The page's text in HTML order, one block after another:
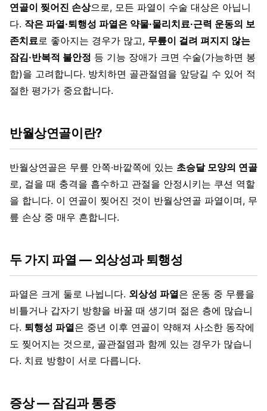
연골이 찢어진 손상으로, 모든 파열이 수술 대상은 아닙니
다. 작은 파열·퇴행성 파열은 약물·물리치료·근력 운동의 보
존치료 로 좋아지는 경우가 많고, 무릎이 걸려 펴지지 않는
잠김·반복적 불안정 등 기능 장애가 크면 수술(가능하면 봉
합)을 고려합니다. 방치하면 골관절염을 앞당길 수 있어 적
절한 평가가 중요합니다.
반월상연골이란?
반월상연골은 무릎 안쪽·바깥쪽에 있는 초승달 모양의 연골
로, 걸을 때 충격을 흡수하고 관절을 안정시키는 쿠션 역할
을 합니다. 이 연골이 찢어진 것이 반월상연골 파열이며, 무
릎 손상 중 매우 흔합니다.
두 가지 파열 — 외상성과 퇴행성
파열은 크게 둘로 나뉩니다. 외상성 파열은 운동 중 무릎을
비틀거나 갑자기 방향을 바꿀 때 생기며 젊은 층에 많습니
다. 퇴행성 파열은 중년 이후 연골이 약해져 사소한 동작에
도 찢어지는 것으로, 골관절염과 함께 있는 경우가 많습니
다. 치료 방향이 서로 다릅니다.
증상 — 잠김과 통증